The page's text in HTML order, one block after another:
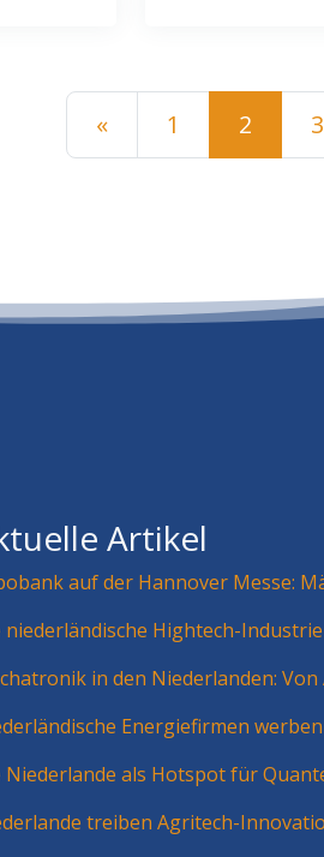
Beitrags-
« 1 2 3
Artikel
auf der Hannover Messe:
niederländische Hightech-
in den Niederlanden:
Energiefirmen
Niederlande als Hotspot für
treiben Agritech-